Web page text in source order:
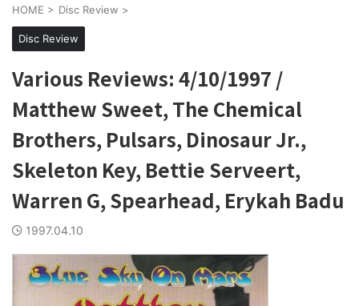
HOME > Disc Review >
Disc Review
Various Reviews: 4/10/1997 /
Matthew Sweet, The Chemical
Brothers, Pulsars, Dinosaur Jr.,
Skeleton Key, Bettie Serveert,
Warren G, Spearhead, Erykah Badu
1997.04.10